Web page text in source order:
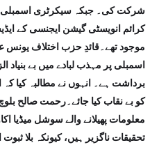
شرکت کی۔ جبکہ سیکرٹری اسمبلی
کرائم انویسٹی گیشن ایجنسی کے
موجود تھے۔قائدِ حزب اختلاف یونس
اسمبلی پر مہذب لبادے میں بے بنیاد
برداشت ہے۔ انہوں نے مطالبہ کیا
کو بے نقاب کیا جائے۔رحمت صالح
معلومات پھیلانے والے سوشل
تحقیقات ناگزیر ہیں، کیونکہ بلا